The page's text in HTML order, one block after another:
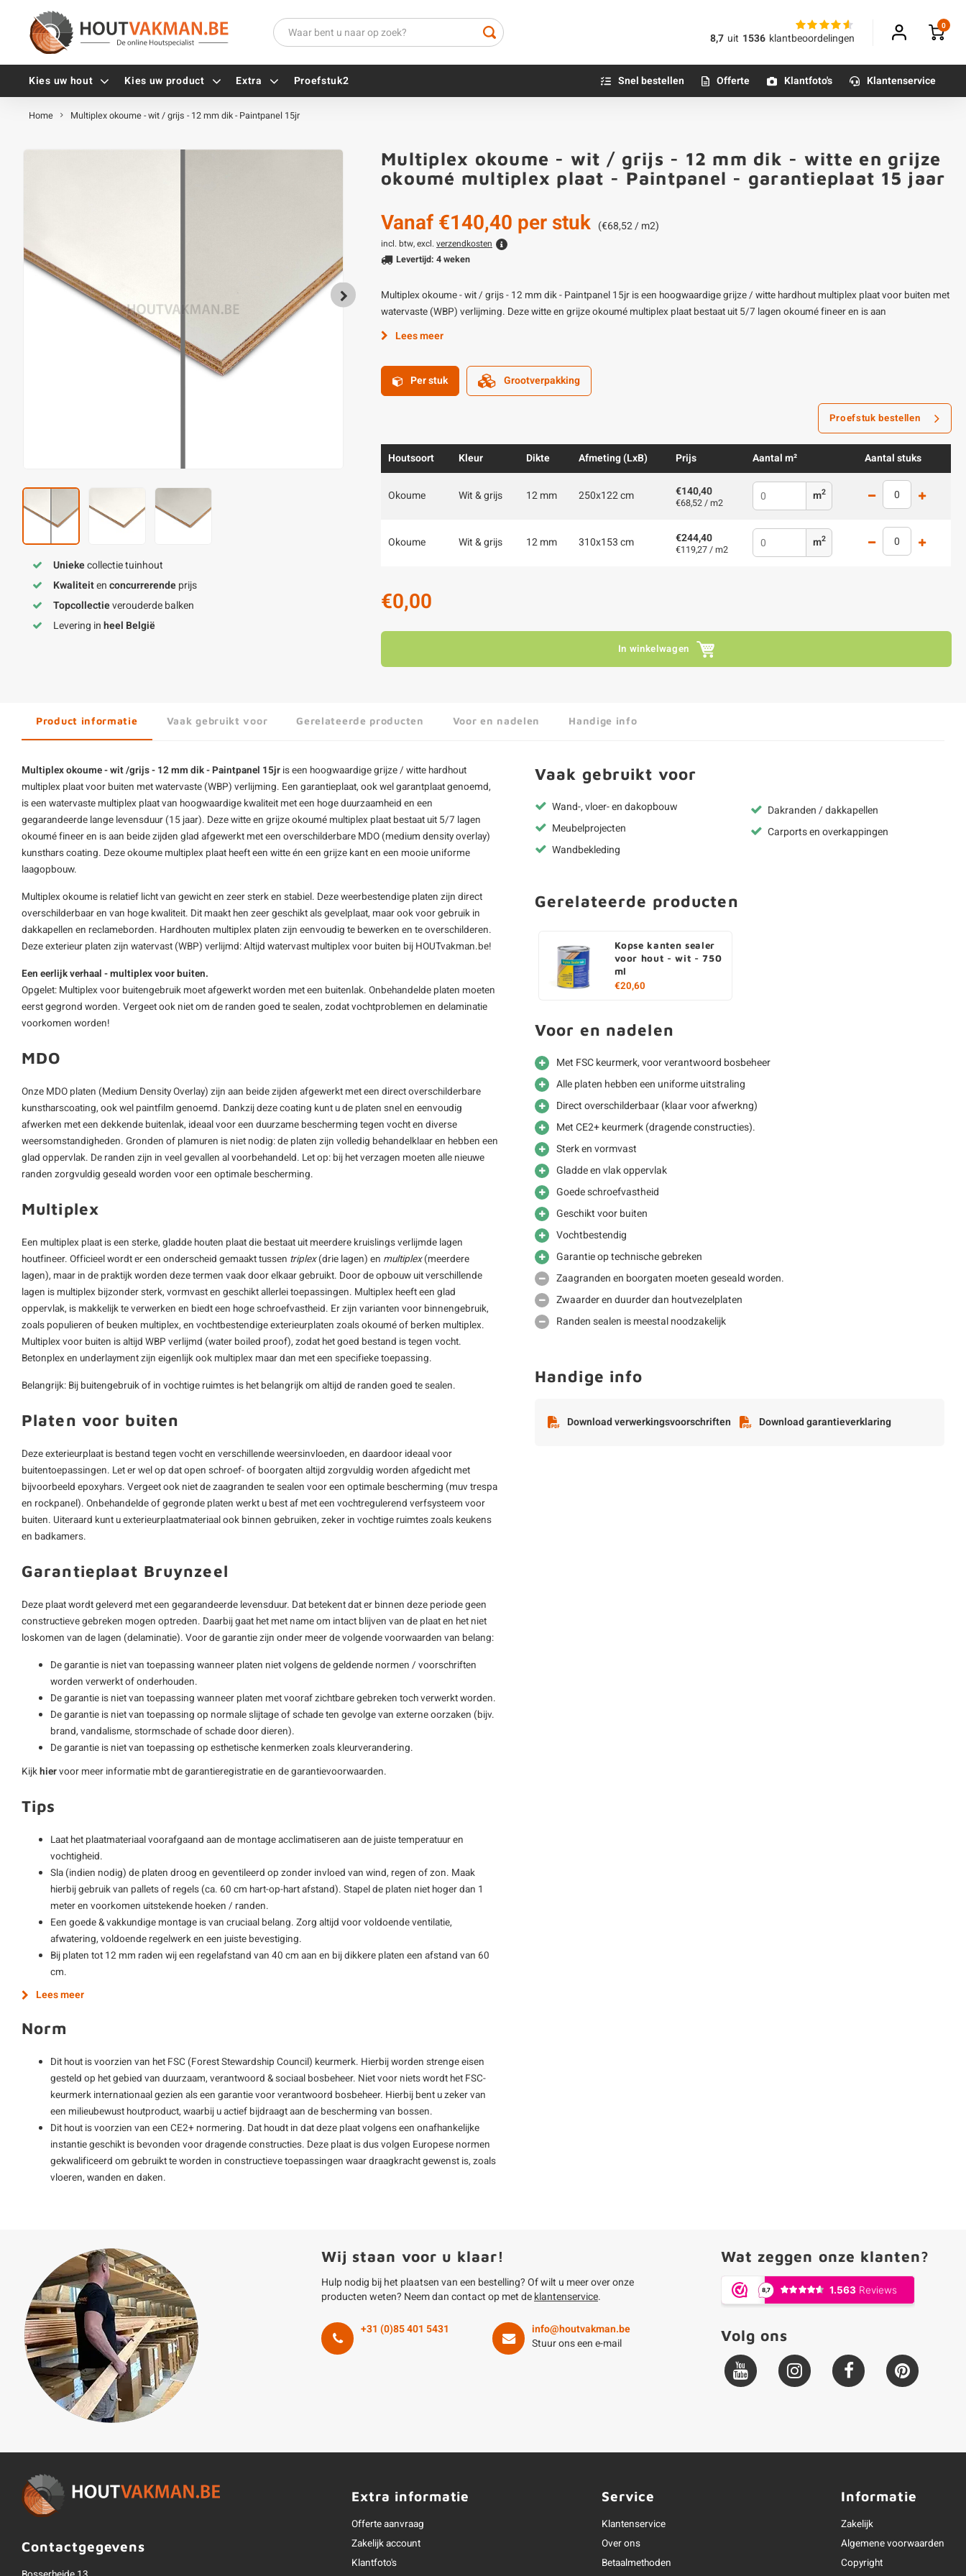
8,7 uit 1536 klantbeoordelingen
0
Kies uw hout Kies uw product Extra
Zwarte schroeven
Alle vijzen
Houten pennen
Blauwsteen sokkels
Olie - voor buiten
Impregneer
Olie en lak - voor binnen
Betonmortels
Alle poten & onderstellen
Proefstuk2 Snel bestellen Offerte Klantfoto's Klantenservice
Home Multiplex okoume - wit / grijs - 12 mm dik - Paintpanel 15jr
Uniekecollectie tuinhout
Kwaliteitenconcurrerendeprijs
Topcollectieverouderde balken
Levering inheel België
Multiplex okoume - wit / grijs - 12 mm dik - witte en grijze
okoumé multiplex plaat - Paintpanel - garantieplaat 15 jaar
Vanaf€140,40 per stuk (€68,52 / m2)
incl. btw, excl. verzendkosten
Levertijd: 4 weken
Multiplex okoume - wit / grijs - 12 mm dik - Paintpanel 15jr is een hoogwaardige grijze / witte hardhout multiplex plaat voor buiten met
watervaste (WBP) verlijming. Deze witte en grijze okoumé multiplex plaat bestaat uit 5/7 lagen okoumé fineer en is aan
Lees meer
Per stuk Grootverpakking
Proefstuk bestellen
Houtsoort Kleur Dikte Afmeting (LxB) Prijs Aantal m² Aantal stuks
Okoume Wit & grijs 12 mm 250x122 cm €140,40
€68,52 / m2 m2
Okoume Wit & grijs 12 mm 310x153 cm €244,40
€119,27 / m2 m2
€0,00
In winkelwagen
Product informatie Vaak gebruikt voor Gerelateerde producten Voor en nadelen Handige info
Multiplex okoume - wit /grijs - 12 mm dik - Paintpanel 15jr is een hoogwaardige grijze / witte hardhout
multiplex plaat voor buiten met watervaste (WBP) verlijming. Een garantieplaat, ook wel garantplaat genoemd,
is een watervaste multiplex plaatvan hoogwaardige kwaliteit met een hoge duurzaamheid en een
gegarandeerde lange levensduur (15 jaar). Deze witte en grijze okoumé multiplex plaat bestaat uit 5/7 lagen
okoumé fineer en is aan beide zijden glad afgewerkt met een overschilderbare MDO (medium density overlay)
kunsthars coating. Dezeokoume multiplex plaat heeft een witte én een grijze kant en een mooie uniforme
laagopbouw.
Multiplex okoume is relatief licht van gewicht en zeer sterk en stabiel. Deze weerbestendige platen zijn direct
overschilderbaar en van hoge kwaliteit. Dit maakt hen zeer geschikt als gevelplaat, maar ook voor gebruik in
dakkapellen en reclameborden. Hardhouten multiplex platen zijn eenvoudig te bewerken en te overschilderen.
Deze exterieur platen zijn watervast (WBP) verlijmd: Altijd watervast multiplex voor buiten bij HOUTvakman.be!
Een eerlijk verhaal - multiplex voor buiten.
Opgelet: Multiplex voor buitengebruik moet afgewerkt worden met een buitenlak. Onbehandelde platen moeten
eerst gegrond worden. Vergeet ook niet om de randen goed te sealen, zodat vochtproblemen en delaminatie
voorkomen worden!
MDO
Onze MDO platen (Medium Density Overlay) zijn aan beide zijden afgewerkt met een direct overschilderbare
kunstharscoating, ook wel paintfilm genoemd. Dankzij deze coating kunt u de platen snel en eenvoudig
afwerken met een dekkende buitenlak, ideaal voor een duurzame bescherming tegen vocht en diverse
weersomstandigheden. Gronden of plamuren is niet nodig: de platen zijn volledig behandelklaar en hebben een
glad oppervlak. De randen zijn in veel gevallen al voorbehandeld. Let op: bij het verzagen moeten alle nieuwe
randen zorgvuldig geseald worden voor een optimale bescherming.
Multiplex
Een multiplex plaat is een sterke, gladde houten plaat die bestaat uit meerdere kruislings verlijmde lagen
houtfineer. Officieel wordt er een onderscheid gemaakt tussen triplex(drie lagen) en multiplex(meerdere
lagen), maar in de praktijk worden deze termen vaak door elkaar gebruikt. Door de opbouw uit verschillende
lagen is multiplex bijzonder sterk, vormvast en geschikt allerlei toepassingen. Multiplex heeft een glad
oppervlak, is makkelijk te verwerken en biedt een hoge schroefvastheid. Er zijn varianten voor binnengebruik,
zoals populieren of beuken multiplex, en vochtbestendige exterieurplaten zoals okoumé of berken multiplex.
Multiplex voor buiten is altijd WBP verlijmd (water boiled proof), zodat het goed bestand is tegen vocht.
Betonplex en underlayment zijn eigenlijk ook multiplex maar dan met een specifieke toepassing.
Belangrijk: Bij buitengebruik of in vochtige ruimtes is het belangrijk om altijd de randen goed te sealen.
Platen voor buiten
Deze exterieurplaat is bestand tegen vocht en verschillende weersinvloeden, en daardoor ideaal voor
buitentoepassingen. Let er wel op dat open schroef- of boorgaten altijd zorgvuldig worden afgedicht met
bijvoorbeeld epoxyhars. Vergeet ook niet de zaagranden te sealen voor een optimale bescherming (muv trespa
en rockpanel). Onbehandelde of gegronde platen werkt u best af met een vochtregulerend verfsysteem voor
buiten. Uiteraard kunt u exterieurplaatmateriaal ook binnen gebruiken, zeker in vochtige ruimtes zoals keukens
en badkamers.
Garantieplaat Bruynzeel
Deze plaat wordt geleverd met een gegarandeerde levensduur. Dat betekent dat er binnen deze periode geen
constructieve gebreken mogen optreden. Daarbij gaat het met name om intact blijven van de plaat en het niet
loskomen van de lagen (delaminatie). Voor de garantie zijn onder meer de volgende voorwaarden van belang:
De garantie is niet van toepassing wanneer platen niet volgens de geldende normen / voorschriften
worden verwerkt of onderhouden.
De garantie is niet van toepassing wanneer platen met vooraf zichtbare gebreken toch verwerkt worden.
De garantie is niet van toepassing op normale slijtage of schade ten gevolge van externe oorzaken (bijv.
brand, vandalisme, stormschade of schade door dieren).
De garantie is niet van toepassing op esthetische kenmerken zoals kleurverandering.
Kijkhiervoor meer informatie mbt de garantieregistratie en de garantievoorwaarden.
Tips
Laat het plaatmateriaal voorafgaand aan de montage acclimatiseren aan de juiste temperatuur en
vochtigheid.
Sla (indien nodig) de platen droog en geventileerd op zonder invloed van wind, regen of zon. Maak
hierbij gebruik van pallets of regels (ca. 60 cm hart-op-hart afstand). Stapel de platen niet hoger dan 1
meter en voorkomen uitstekende hoeken / randen.
Een goede & vakkundige montage is van cruciaal belang. Zorg altijd voor voldoende ventilatie,
afwatering, voldoende regelwerk en een juiste bevestiging.
Bij platen tot 12 mm raden wij een regelafstand van 40 cm aan en bij dikkere platen een afstand van 60
cm.
Lees meer
Norm
Dit hout is voorzien van het FSC (Forest Stewardship Council) keurmerk. Hierbij worden strenge eisen
gesteld op het gebied van duurzaam, verantwoord & sociaal bosbeheer. Niet voor niets wordt het FSC-
keurmerk internationaal gezien als een garantie voor verantwoord bosbeheer. Hierbij bent u zeker van
een milieubewust houtproduct, waarbij u actief bijdraagt aan de bescherming van bossen.
Dit hout is voorzien van een CE2+ normering. Dat houdt in dat deze plaat volgens een onafhankelijke
instantie geschikt is bevonden voor dragende constructies. Deze plaat is dus volgen Europese normen
gekwalificeerd om gebruikt te worden in constructieve toepassingen waar draagkracht gewenst is, zoals
vloeren, wanden en daken.
Vaak gebruikt voor
Wand-, vloer- en dakopbouw
Meubelprojecten
Wandbekleding
Dakranden / dakkapellen
Carports en overkappingen
Gerelateerde producten
Kopse kanten sealer
voor hout - wit - 750
ml
€20,60
Voor en nadelen
Met FSC keurmerk, voor verantwoord bosbeheer
Alle platen hebben een uniforme uitstraling
Direct overschilderbaar (klaar voor afwerkng)
Met CE2+ keurmerk (dragende constructies).
Sterk en vormvast
Gladde en vlak oppervlak
Goede schroefvastheid
Geschikt voor buiten
Vochtbestendig
Garantie op technische gebreken
Zaagranden en boorgaten moeten geseald worden.
Zwaarder en duurder dan houtvezelplaten
Randen sealen is meestal noodzakelijk
Handige info
Download verwerkingsvoorschriften Download garantieverklaring
Wij staan voor u klaar!
Hulp nodig bij het plaatsen van een bestelling? Of wilt u meer over onze
producten weten? Neem dan contact op met deklantenservice.
+31 (0)85 401 5431
info@houtvakman.be
Stuur ons een e-mail
Wat zeggen onze klanten?
Volg ons
Contactgegevens
Extra informatie
Offerte aanvraag
Zakelijk account
Klantfoto's
Service
Klantenservice
Over ons
Betaalmethoden
Informatie
Zakelijk
Algemene voorwaarden
Copyright